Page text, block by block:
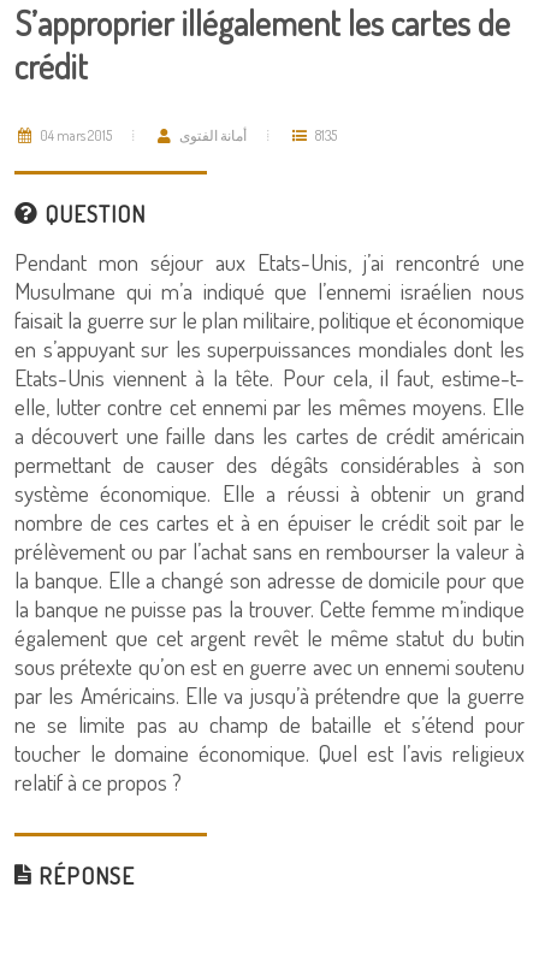
S’approprier illégalement les cartes de
crédit
04 mars 2015 أمانة الفتوى 8135
QUESTION
Pendant mon séjour aux Etats-Unis, j’ai rencontré une
Musulmane qui m’a indiqué que l’ennemi israélien nous
faisait la guerre sur le plan militaire, politique et économique
en s’appuyant sur les superpuissances mondiales dont les
Etats-Unis viennent à la tête. Pour cela, il faut, estime-t-
elle, lutter contre cet ennemi par les mêmes moyens. Elle
a découvert une faille dans les cartes de crédit américain
permettant de causer des dégâts considérables à son
système économique. Elle a réussi à obtenir un grand
nombre de ces cartes et à en épuiser le crédit soit par le
prélèvement ou par l’achat sans en rembourser la valeur à
la banque. Elle a changé son adresse de domicile pour que
la banque ne puisse pas la trouver. Cette femme m’indique
également que cet argent revêt le même statut du butin
sous prétexte qu’on est en guerre avec un ennemi soutenu
par les Américains. Elle va jusqu’à prétendre que la guerre
ne se limite pas au champ de bataille et s’étend pour
toucher le domaine économique. Quel est l’avis religieux
relatif à ce propos ?
RÉPONSE